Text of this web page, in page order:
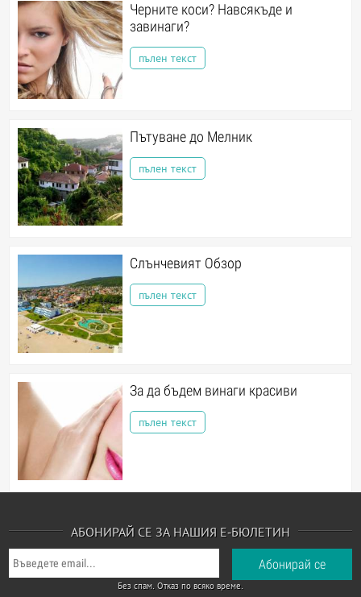
Черните коси? Навсякъде и
завинаги?
пълен текст
Пътуване до Мелник
пълен текст
Слънчевият Обзор
пълен текст
За да бъдем винаги красиви
пълен текст
АБОНИРАЙ СЕ ЗА НАШИЯ Е-БЮЛЕТИН
Без спам. Отказ по всяко време.